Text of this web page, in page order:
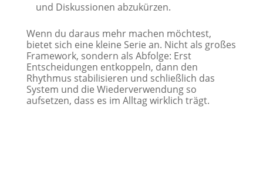
und Diskussionen abzukürzen.
Wenn du daraus mehr machen möchtest,
bietet sich eine kleine Serie an. Nicht als großes
Framework, sondern als Abfolge: Erst
Entscheidungen entkoppeln, dann den
Rhythmus stabilisieren und schließlich das
System und die Wiederverwendung so
aufsetzen, dass es im Alltag wirklich trägt.